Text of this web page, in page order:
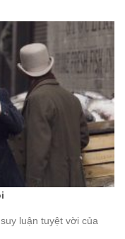
luận tuyệt vời của